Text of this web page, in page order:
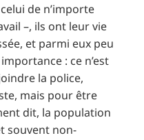
de n’importe
–, ils ont leur vie
et parmi eux peu
: ce n’est
la police,
mais pour être
dit, la population
souvent non-